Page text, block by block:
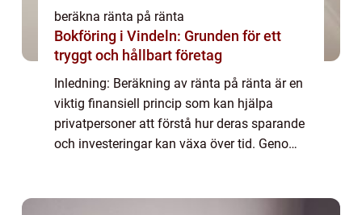
beräkna ränta på ränta
Bokföring i Vindeln: Grunden för ett
tryggt och hållbart företag
Inledning: Beräkning av ränta på ränta är en
viktig finansiell princip som kan hjälpa
privatpersoner att förstå hur deras sparande
och investeringar kan växa över tid. Genom